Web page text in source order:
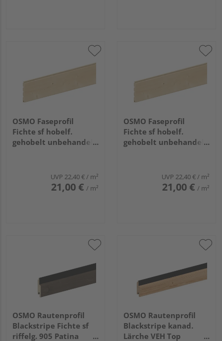
OSMO Faseprofil
Fichte sf hobelf.
gehobelt unbehandelt
UVP 22,40 €/ m²
21,00 € / m²
OSMO Faseprofil
Fichte sf hobelf.
gehobelt unbehandelt
UVP 22,40 €/ m²
21,00 € / m²
OSMO Rautenprofil
Blackstripe Fichte sf
riffelg. 905 Patina
OSMO Rautenprofil
Blackstripe kanad.
Lärche VEH Top